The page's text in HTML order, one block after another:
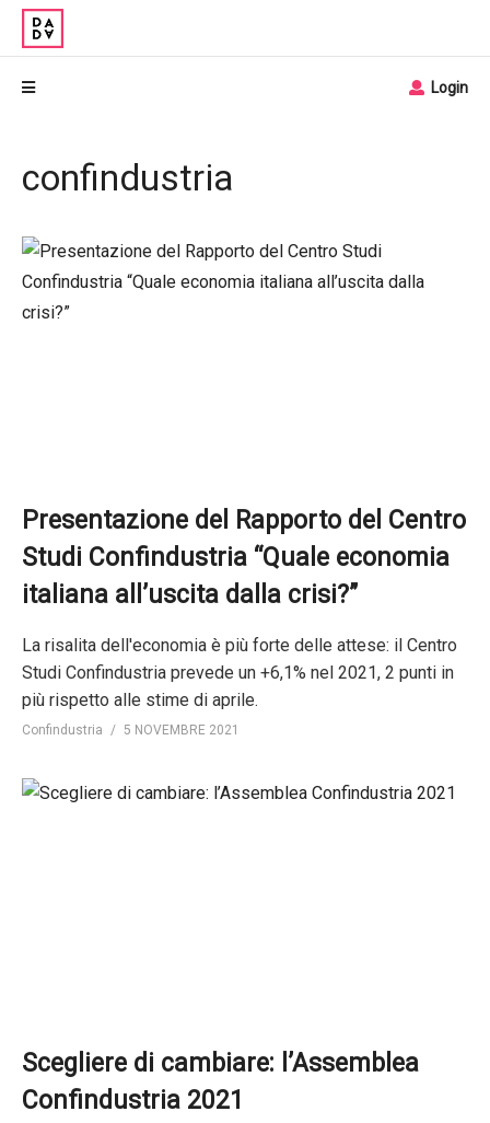
Login
confindustria
Presentazione del Rapporto del Centro
Studi Confindustria “Quale economia
italiana all’uscita dalla crisi?”
La risalita dell'economia è più forte delle attese: il Centro
Studi Confindustria prevede un +6,1% nel 2021, 2 punti in
più rispetto alle stime di aprile.
Confindustria 5 NOVEMBRE 2021
Scegliere di cambiare: l’Assemblea
Confindustria 2021